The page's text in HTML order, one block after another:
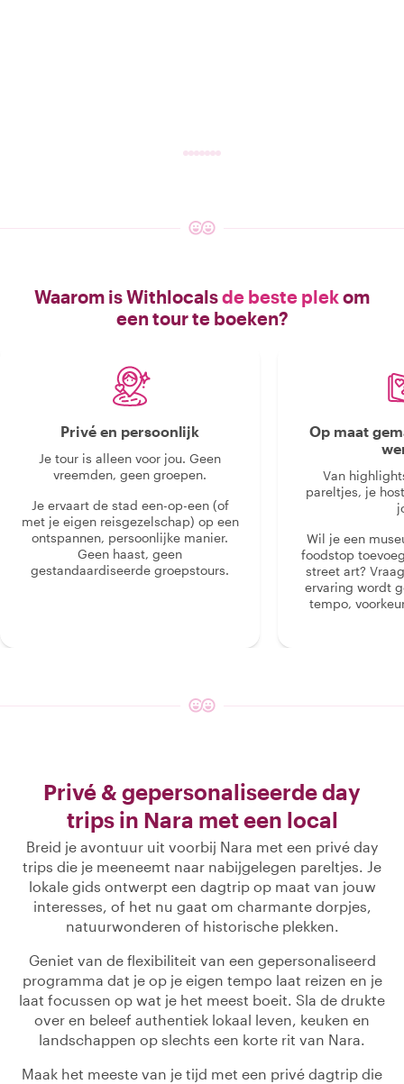
Waarom is Withlocalsde beste plekom
een tour te boeken?
Privé en persoonlijk
Je tour is alleen voor jou. Geen
vreemden, geen groepen.
Je ervaart de stad een-op-een (of
met je eigen reisgezelschap) op een
ontspannen, persoonlijke manier.
Geen haast, geen
gestandaardiseerde groepstours.
Op maat
Van
pareltjes, je
Wil je een
foodstop
street art?
ervaring wordt
tempo,
Privé & gepersonaliseerde day
trips in Nara met een local
Breid je avontuur uit voorbij Nara met een privé day
trips die je meeneemt naar nabijgelegen pareltjes. Je
lokale gids ontwerpt een dagtrip op maat van jouw
interesses, of het nu gaat om charmante dorpjes,
natuurwonderen of historische plekken.
Geniet van de flexibiliteit van een gepersonaliseerd
programma dat je op je eigen tempo laat reizen en je
laat focussen op wat je het meest boeit. Sla de drukte
over en beleef authentiek lokaal leven, keuken en
landschappen op slechts een korte rit van Nara.
Maak het meeste van je tijd met een privé dagtrip die